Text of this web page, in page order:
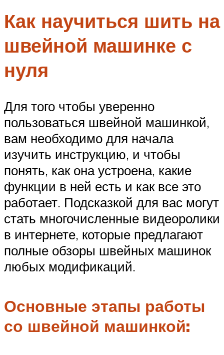
Как научиться шить на
швейной машинке с
нуля
Для того чтобы уверенно
пользоваться швейной машинкой,
вам необходимо для начала
изучить инструкцию, и чтобы
понять, как она устроена, какие
функции в ней есть и как все это
работает. Подсказкой для вас могут
стать многочисленные видеоролики
в интернете, которые предлагают
полные обзоры швейных машинок
любых модификаций.
Основные этапы работы
со швейной машинкой: